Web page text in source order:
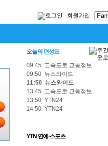
회원가입
오늘의 편성표
09:45 고속도로 교통정보
09:50 뉴스와이드
11:50 뉴스와이드
13:45 고속도로 교통정보
13:50 YTN24
14:50 YTN24
YTN 연예·스포츠